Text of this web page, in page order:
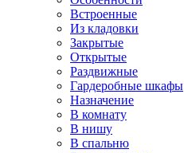
Встроенные
Из кладовки
Закрытые
Открытые
Раздвижные
Гардеробные шкафы
Назначение
В комнату
В нишу
В спальню